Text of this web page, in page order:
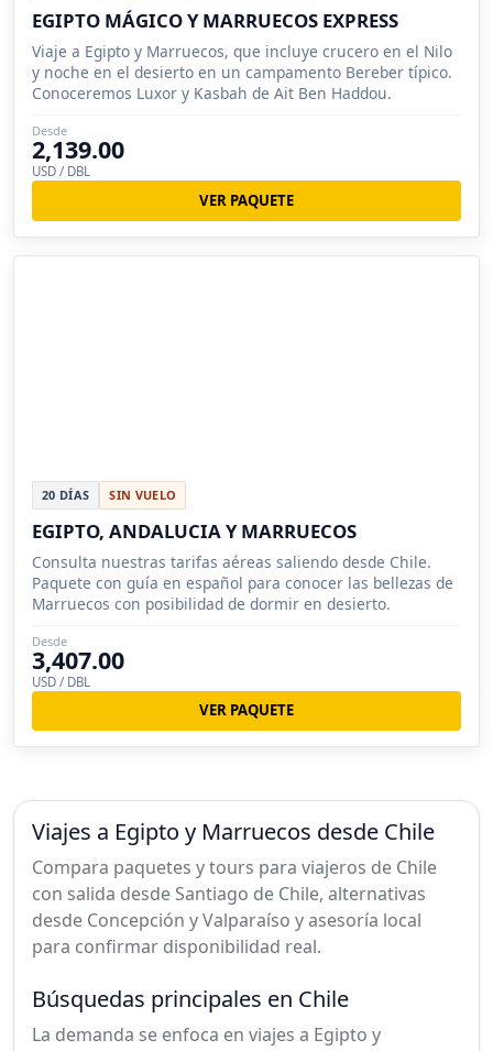
EGIPTO MÁGICO Y MARRUECOS EXPRESS
Viaje a Egipto y Marruecos, que incluye crucero en el Nilo
y noche en el desierto en un campamento Bereber típico.
Conoceremos Luxor y Kasbah de Ait Ben Haddou.
Desde
2,139.00
USD / DBL
VER PAQUETE
20 DÍAS SIN VUELO
EGIPTO, ANDALUCIA Y MARRUECOS
Consulta nuestras tarifas aéreas saliendo desde Chile.
Paquete con guía en español para conocer las bellezas de
Marruecos con posibilidad de dormir en desierto.
Desde
3,407.00
USD / DBL
VER PAQUETE
Viajes a Egipto y Marruecos desde Chile
Compara paquetes y tours para viajeros de Chile
con salida desde Santiago de Chile, alternativas
desde Concepción y Valparaíso y asesoría local
para confirmar disponibilidad real.
Búsquedas principales en Chile
La demanda se enfoca en viajes a Egipto y